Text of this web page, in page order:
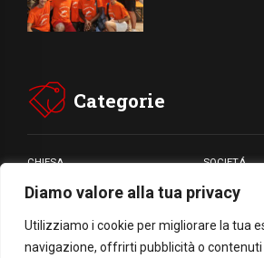
Diamo valore alla tua privacy
Utilizziamo i cookie per migliorare la tua
navigazione, offrirti pubblicità o
Categorie
CHIESA SOCIETÁ
CARITÁ GIUBILEO
CULTURA MEDIA